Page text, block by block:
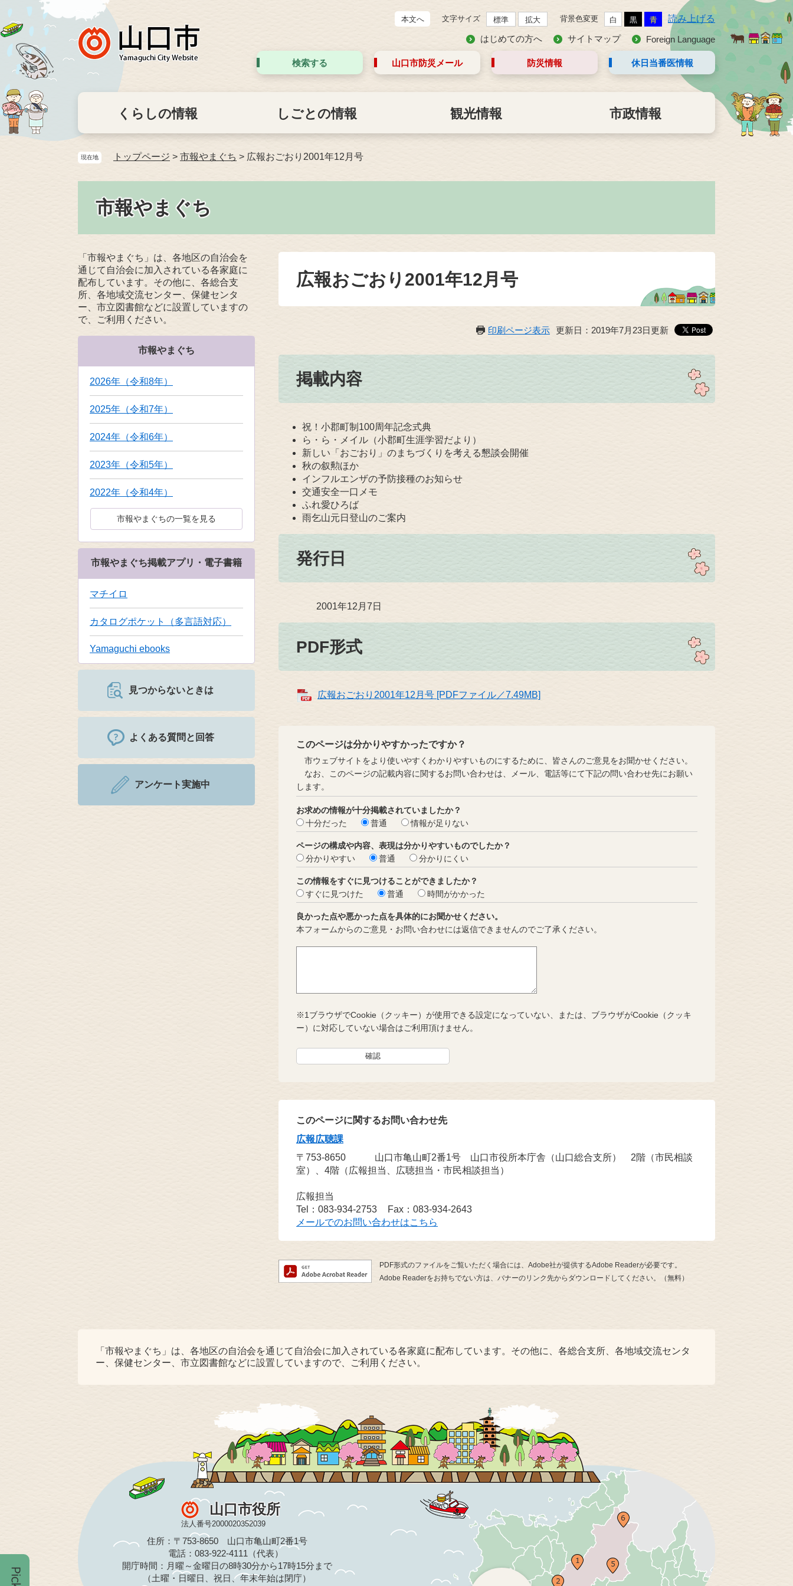
本文へ 文字サイズ 標準 拡大 背景色変更 白 黒 青 読み上げる
はじめての方へ サイトマップ Foreign Language
検索する 山口市防災 メール 防災情報 休日当番医情報
くらしの情報 しごとの情報 観光情報 市政情報
現在地 トップページ > 市報やまぐち > 広報おごおり2001年12月号
市報やまぐち
広報おごおり2001年12月号
印刷ページ表示 更新日：2019年7月23日更新
掲載内容
祝！小郡町制100周年記念式典
ら・ら・メイル（小郡町生涯学習だより）
新しい「おごおり」のまちづくりを考える懇談会開催
秋の叙勲ほか
インフルエンザの予防接種のお知らせ
交通安全一口メモ
ふれ愛ひろば
雨乞山元日登山のご案内
発行日
2001年12月7日
PDF形式
広報おごおり2001年12月号 [PDFファイル／7.49MB]
このページは分かりやすかったですか？
市ウェブサイトをより使いやすくわかりやすいものにするために、皆さんのご意見をお聞かせください。
なお、このページの記載内容に関するお問い合わせは、メール、電話等にて下記の問い合わせ先にお願い
します。
お求めの情報が十分掲載されていましたか？
十分だった
普通 情報が足りない
ページの構成や内容、表現は分かりやすいものでしたか？
分かりやすい
普通 分かりにくい
この情報をすぐに見つけることができましたか？
すぐに見つけた
普通 時間がかかった
良かった点や悪かった点を具体的にお聞かせください。
本フォームからのご意見・お問い合わせには返信できませんのでご了承ください。
※1ブラウザでCookie（クッキー）が使用できる設定になっていない、または、ブラウザがCookie（クッキ
ー）に対応していない場合はご利用頂けません。
このページに関するお問い合わせ先
広報広聴課
〒753-8650
山口市亀山町2番1号 山口市役所本庁舎（山口総合支所） 2階（市民相談
室）、4階（広報担当、広聴担当・市民相談担当）
広報担当
Tel：083-934-2753
Fax：083-934-2643
メールでのお問い合わせはこちら
PDF形式のファイルをご覧いただく場合には、Adobe社が提供するAdobe Readerが必要です。
Adobe Readerをお持ちでない方は、バナーのリンク先からダウンロードしてください。（無料）
「市報やまぐち」は、各地区の自治会を
通じて自治会に加入されている各家庭に
配布しています。その他に、各総合支
所、各地域交流センター、保健センタ
ー、市立図書館などに設置していますの
で、ご利用ください。
市報やまぐち
2026年（令和8年）
2025年（令和7年）
2024年（令和6年）
2023年（令和5年）
2022年（令和4年）
市報やまぐちの一覧を見る
市報やまぐち掲載アプリ・電子書籍
マチイロ
カタログポケット（多言語対応）
Yamaguchi ebooks
見つからないときは
よくある質問と回答
アンケート実施中
「市報やまぐち」は、各地区の自治会を通じて自治会に加入されている各家庭に配布しています。その他に、各総合支所、各地域交流センタ
ー、保健センター、市立図書館などに設置していますので、ご利用ください。
山口市役所
法人番号2000020352039
住所：〒753-8650 山口市亀山町2番1号
電話：083-922-4111（代表）
開庁時間：月曜～金曜日の8時30分から17時15分まで
（土曜・日曜日、祝日、年末年始は閉庁）